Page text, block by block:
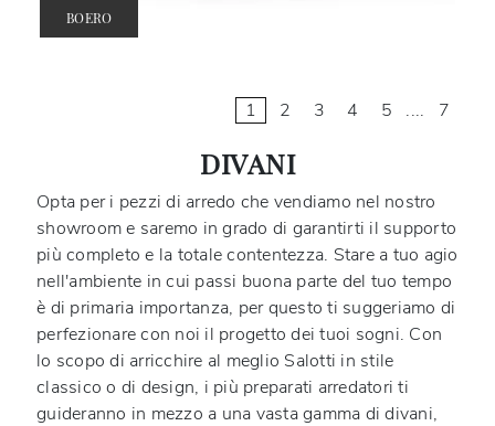
BOERO
1 2 3 4 5 .... 7
DIVANI
Opta per i pezzi di arredo che vendiamo nel nostro
showroom e saremo in grado di garantirti il supporto
più completo e la totale contentezza. Stare a tuo agio
nell'ambiente in cui passi buona parte del tuo tempo
è di primaria importanza, per questo ti suggeriamo di
perfezionare con noi il progetto dei tuoi sogni. Con
lo scopo di arricchire al meglio Salotti in stile
classico o di design, i più preparati arredatori ti
guideranno in mezzo a una vasta gamma di divani,